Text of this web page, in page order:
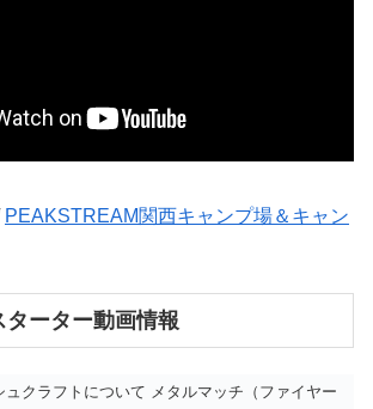
PEAKSTREAM関西キャンプ場＆キャン
ターター動画情報
ュクラフトについて メタルマッチ（ファイヤー